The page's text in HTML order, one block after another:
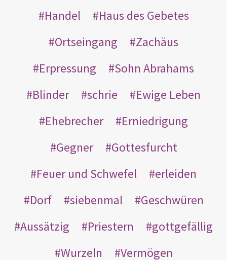
Handel
Haus des Gebetes
Ortseingang
Zachäus
Erpressung
Sohn Abrahams
Blinder
schrie
Ewige Leben
Ehebrecher
Erniedrigung
Gegner
Gottesfurcht
Feuer und Schwefel
erleiden
Dorf
siebenmal
Geschwüren
Aussätzig
Priestern
gottgefällig
Wurzeln
Vermögen